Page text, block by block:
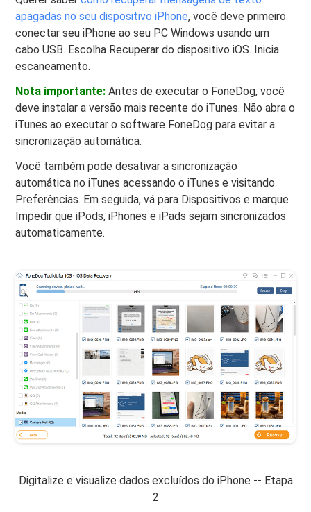
apagadas no seu dispositivo iPhone, você deve primeiro
conectar seu iPhone ao seu PC Windows usando um
cabo USB. Escolha Recuperar do dispositivo iOS. Inicia
escaneamento.
Nota importante: Antes de executar o FoneDog, você
deve instalar a versão mais recente do iTunes. Não abra o
iTunes ao executar o software FoneDog para evitar a
sincronização automática.
Você também pode desativar a sincronização
automática no iTunes acessando o iTunes e visitando
Preferências. Em seguida, vá para Dispositivos e marque
Impedir que iPods, iPhones e iPads sejam sincronizados
automaticamente.
Digitalize e visualize dados excluídos do iPhone -- Etapa
2